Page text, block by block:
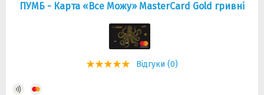
ПУМБ - Карта «Все Можу» MasterCard Gold гривні
Відгуки (0)